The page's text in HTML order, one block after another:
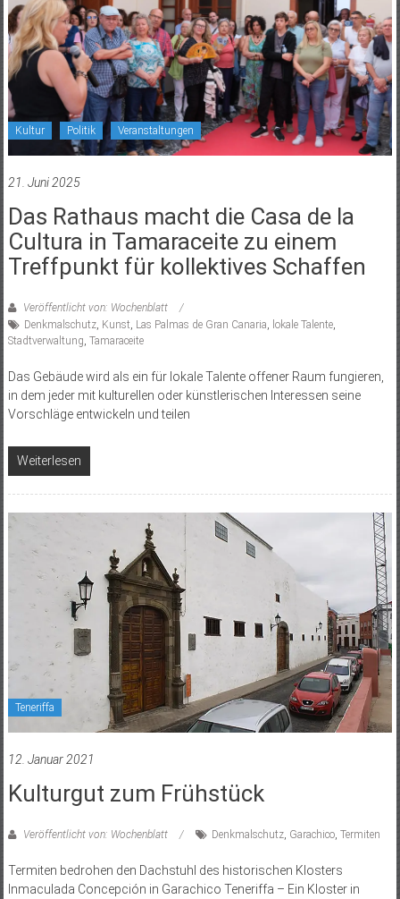
Kultur Politik Veranstaltungen
21. Juni 2025
Das Rathaus macht die Casa de la
Cultura in Tamaraceite zu einem
Treffpunkt für kollektives Schaffen
Veröffentlicht von: Wochenblatt
Denkmalschutz, Kunst, Las Palmas de Gran Canaria, lokale Talente,
Stadtverwaltung, Tamaraceite
Das Gebäude wird als ein für lokale Talente offener Raum fungieren,
in dem jeder mit kulturellen oder künstlerischen Interessen seine
Vorschläge entwickeln und teilen
Weiterlesen
Teneriffa
12. Januar 2021
Kulturgut zum Frühstück
Veröffentlicht von: Wochenblatt Denkmalschutz, Garachico, Termiten
Termiten bedrohen den Dachstuhl des historischen Klosters
Inmaculada Concepción in Garachico Teneriffa – Ein Kloster in